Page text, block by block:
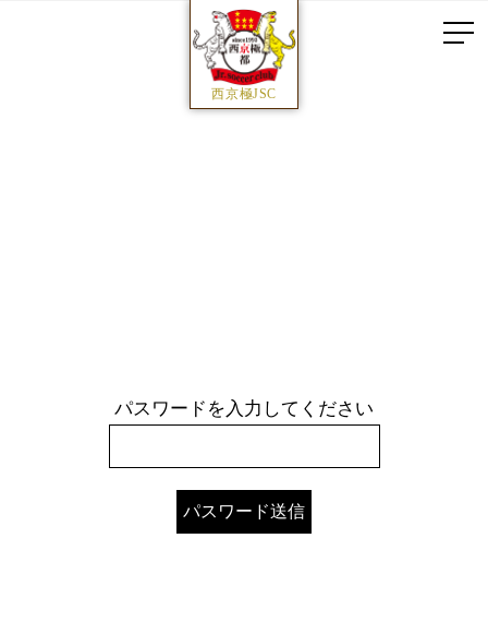
西京極JSC
パスワードを入力してください